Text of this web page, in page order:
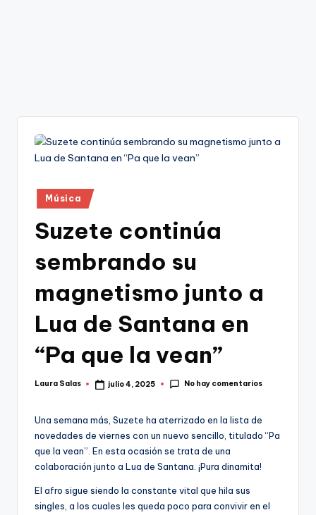
Publicado
en
Música
Suzete continúa
sembrando su
magnetismo junto a
Lua de Santana en
“Pa que la vean”
Publicado
Laura Salas julio 4, 2025 No hay comentarios
Una semana más, Suzete ha aterrizado en la lista de
novedades de viernes con un nuevo sencillo, titulado “Pa
que la vean”. En esta ocasión se trata de una
colaboración junto a Lua de Santana. ¡Pura dinamita!
El afro sigue siendo la constante vital que hila sus
singles, a los cuales les queda poco para convivir en el